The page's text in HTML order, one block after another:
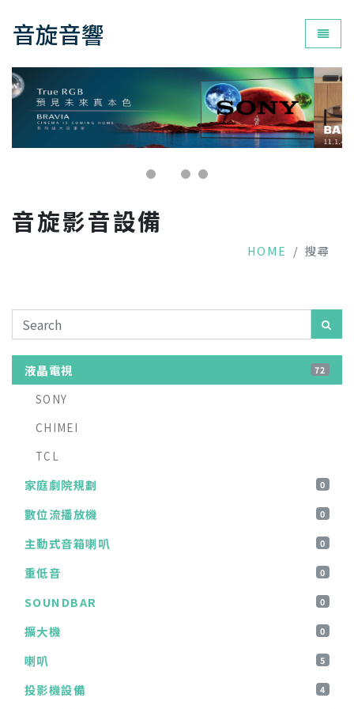
音旋音響 為您
音旋影音設備
HOME 搜尋
液晶電視 72
SONY
CHIMEI
TCL
家庭劇院規劃 0
數位流播放機 0
主動式音箱喇叭 0
重低音 0
SOUNDBAR 0
擴大機 0
喇叭 5
投影機設備 4